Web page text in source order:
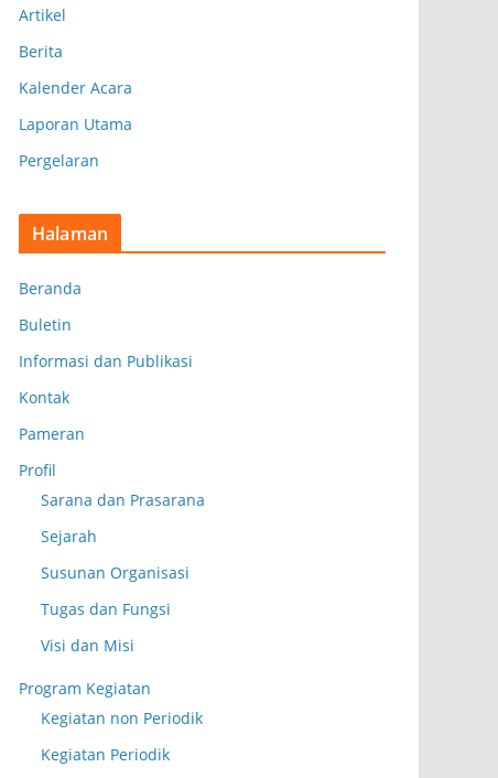
Artikel
Berita
Kalender Acara
Laporan Utama
Pergelaran
Halaman
Beranda
Buletin
Informasi dan Publikasi
Kontak
Pameran
Profil
Sarana dan Prasarana
Sejarah
Susunan Organisasi
Tugas dan Fungsi
Visi dan Misi
Program Kegiatan
Kegiatan non Periodik
Kegiatan Periodik